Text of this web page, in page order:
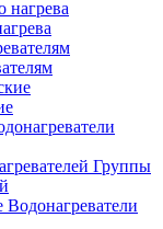
Группы
Водонагреватели